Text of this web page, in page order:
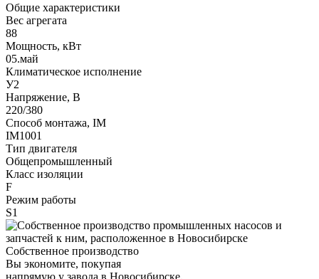
Общие характеристики
Вес агрегата
88
Мощность, кВт
05.май
Климатическое исполнение
У2
Напряжение, В
220/380
Способ монтажа, IM
IM1001
Тип двигателя
Общепромышленный
Класс изоляции
F
Режим работы
S1
Собственное производство
Вы экономите, покупая
напрямую у завода в Новосибирске.